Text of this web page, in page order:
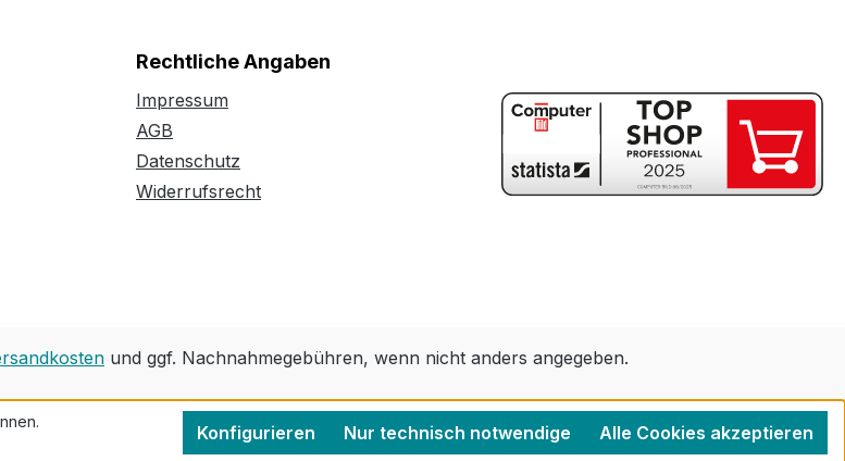
Rechtliche Angaben
Impressum
AGB
Datenschutz
Widerrufsrecht
und ggf. Nachnahmegebühren, wenn nicht anders angegeben.
Nur technisch notwendige
Konfigurieren Alle Cookies akzeptieren